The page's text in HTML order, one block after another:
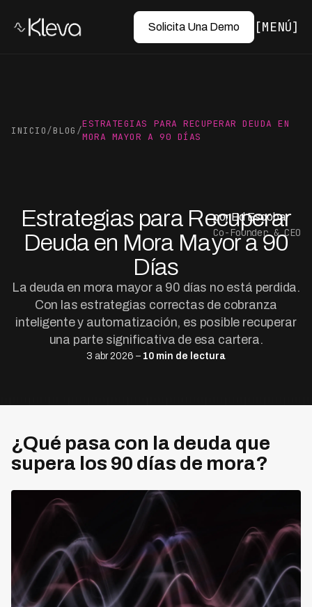
Solicita Una Demo MENÚ
INICIO/BLOG /
ESTRATEGIAS PARA RECUPERAR DEUDA EN
MORA MAYOR A 90 DÍAS
Estrategias para Recuperar
Deuda en Mora Mayor a 90
Días
La deuda en mora mayor a 90 días no está perdida.
Con las estrategias correctas de cobranza
inteligente y automatización, es posible recuperar
una parte significativa de esa cartera.
3 abr 2026 – 10 min de lectura
por Ed Escobar
Co-Founder & CEO
¿Qué pasa con la deuda que
supera los 90 días de mora?